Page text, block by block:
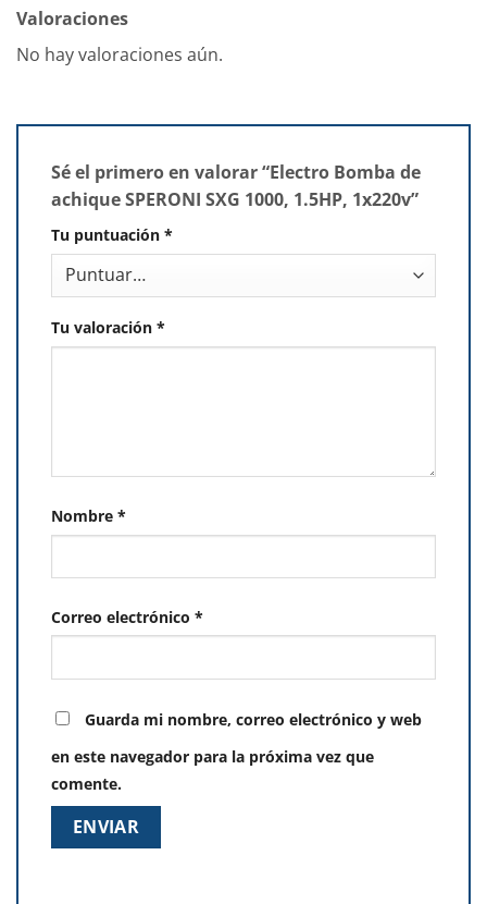
Valoraciones
No hay valoraciones aún.
Sé el primero en valorar “Electro Bomba de
achique SPERONI SXG 1000, 1.5HP, 1x220v”
Tu puntuación *
Tu valoración *
Nombre *
Correo electrónico *
Guarda mi nombre, correo electrónico y web
en este navegador para la próxima vez que
comente.